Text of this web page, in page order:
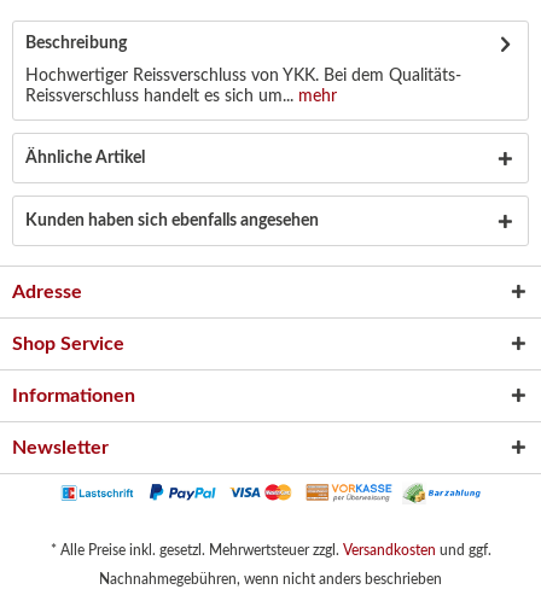
Beschreibung
Hochwertiger Reissverschluss von YKK. Bei dem Qualitäts-
Reissverschluss handelt es sich um... mehr
Ähnliche Artikel
Kunden haben sich ebenfalls angesehen
Adresse
Shop Service
Informationen
Newsletter
* Alle Preise inkl. gesetzl. Mehrwertsteuer zzgl. Versandkosten und ggf.
Nachnahmegebühren, wenn nicht anders beschrieben